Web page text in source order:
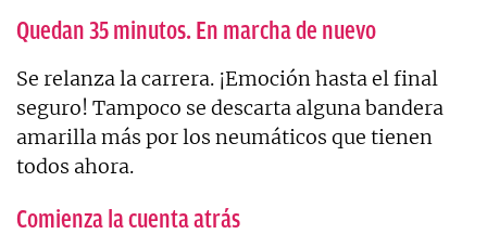
Quedan 35 minutos. En marcha de nuevo
Se relanza la carrera. ¡Emoción hasta el final
seguro! Tampoco se descarta alguna bandera
amarilla más por los neumáticos que tienen
todos ahora.
Comienza la cuenta atrás